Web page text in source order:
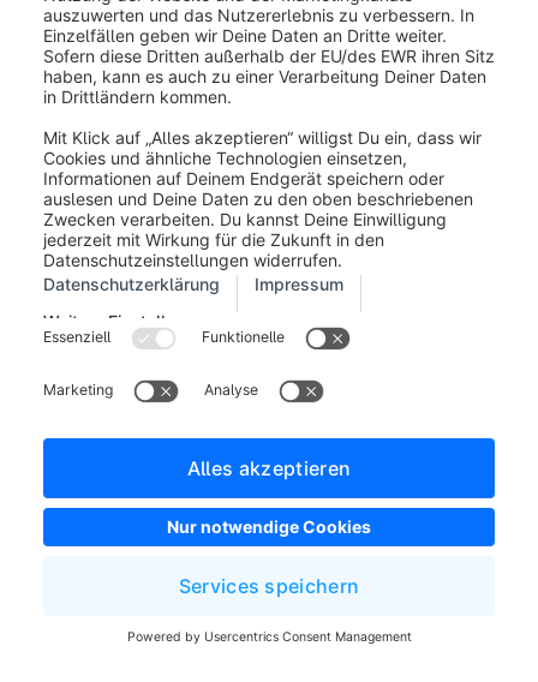
Rabatte und Aktionen
Über diese Auswertung erfährst du, wie deine
Aktionen und Rabatte vom Kunden eingesetzt wurden
und wie oft dieser aktiviert wurde.